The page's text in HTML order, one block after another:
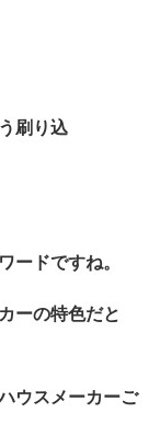
刷り込
ードですね。
ーの特色だと
ウスメーカーご